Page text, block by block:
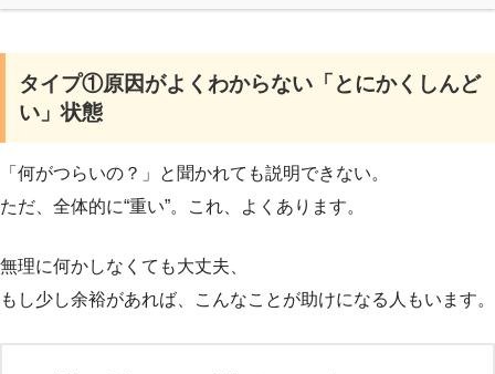
タイプ①原因がよくわからない「とにかくしんど
い」状態
「何がつらいの？」と聞かれても説明できない。
ただ、全体的に“重い”。これ、よくあります。
無理に何かしなくても大丈夫、
もし少し余裕があれば、こんなことが助けになる人もいます。